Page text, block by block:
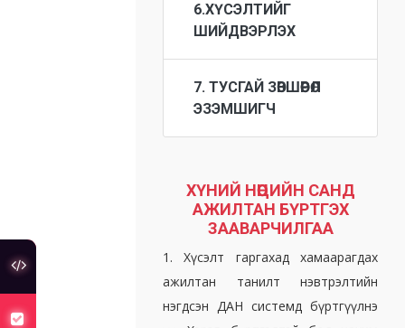
6.ХҮСЭЛТИЙГ
ШИЙДВЭРЛЭХ
7. ТУСГАЙ ЗӨВШӨӨРӨЛ
ЭЗЭМШИГЧ
ХҮНИЙ НӨӨЦИЙН САНД
АЖИЛТАН БҮРТГЭХ
ЗААВАРЧИЛГАА
1. Хүсэлт гаргахад хамаарагдах
ажилтан танилт нэвтрэлтийн
нэгдсэн ДАН системд бүртгүүлнэ